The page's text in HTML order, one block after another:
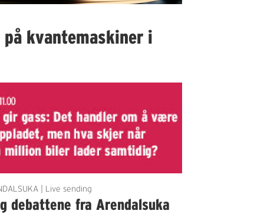
kvantemaskiner i
| Live sending
debattene fra Arendalsuka